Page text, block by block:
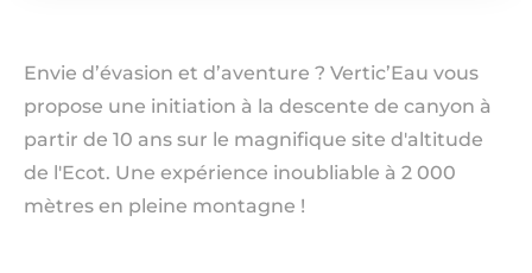
Envie d’évasion et d’aventure ? Vertic’Eau vous
propose une initiation à la descente de canyon à
partir de 10 ans sur le magnifique site d'altitude
de l'Ecot. Une expérience inoubliable à 2 000
mètres en pleine montagne !